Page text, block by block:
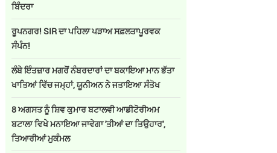
ਬਿੰਦਰਾ
ਰੂਪਨਗਰ! SIR ਦਾ ਪਹਿਲਾ ਪੜਾਅ ਸਫ਼ਲਤਾਪੂਰਵਕ
ਸੰਪੰਨ!
ਲੰਬੇ ਇੰਤਜ਼ਾਰ ਮਗਰੋਂ ਨੰਬਰਦਾਰਾਂ ਦਾ ਬਕਾਇਆ ਮਾਨ ਭੱਤਾ
ਖਾਤਿਆਂ ਵਿੱਚ ਜਮ੍ਹਾਂ, ਯੂਨੀਅਨ ਨੇ ਜਤਾਇਆ ਸੰਤੋਖ
8 ਅਗਸਤ ਨੂੰ ਸ਼ਿਵ ਕੁਮਾਰ ਬਟਾਲਵੀ ਆਡੀਟੋਰੀਅਮ
ਬਟਾਲਾ ਵਿਖੇ ਮਨਾਇਆ ਜਾਵੇਗਾ 'ਤੀਆਂ ਦਾ ਤਿਉਹਾਰ',
ਤਿਆਰੀਆਂ ਮੁਕੰਮਲ